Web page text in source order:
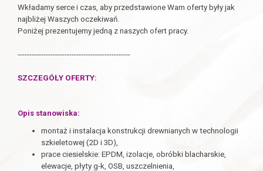
Wkładamy serce i czas, aby przedstawione Wam oferty były jak
najbliżej Waszych oczekiwań.
Poniżej prezentujemy jedną z naszych ofert pracy.
------------------------------------------------
SZCZEGÓŁY OFERTY:
Opis stanowiska:
montaż i instalacja konstrukcji drewnianych w technologii
szkieletowej (2D i 3D),
prace ciesielskie: EPDM, izolacje, obróbki blacharskie,
elewacje, płyty g-k, OSB, uszczelnienia,